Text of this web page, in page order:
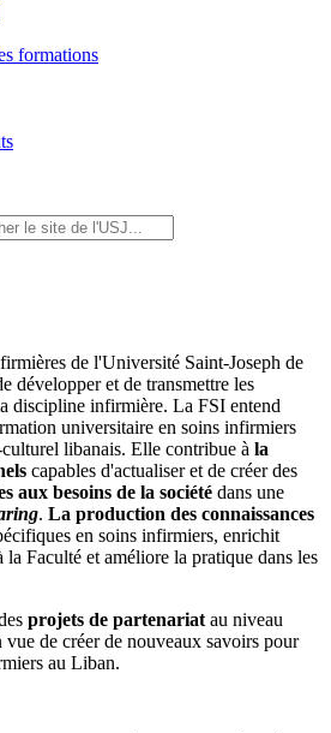
formations
de l'Université Saint-Joseph de
développer et de transmettre les
discipline infirmière. La FSI entend
universitaire en soins infirmiers
libanais. Elle contribue à la
capables d'actualiser et de créer des
aux besoins de la société dans une
. La production des connaissances
en soins infirmiers, enrichit
la Faculté et améliore la pratique dans les
projets de partenariatau niveau
de créer de nouveaux savoirs pour
au Liban.